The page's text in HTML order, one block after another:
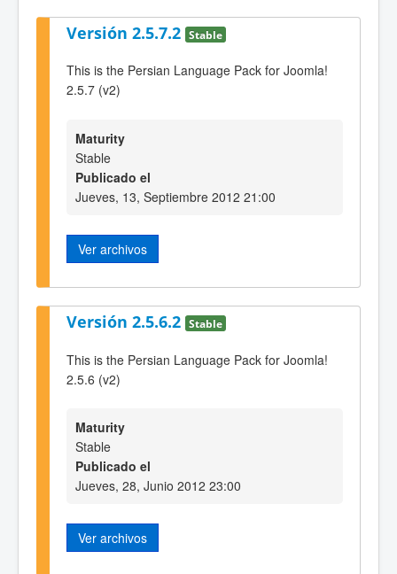
Versión 2.5.7.2 Stable
This is the Persian Language Pack for Joomla!
2.5.7 (v2)
Maturity
Stable
Publicado el
Jueves, 13, Septiembre 2012 21:00
Ver archivos
Versión 2.5.6.2 Stable
This is the Persian Language Pack for Joomla!
2.5.6 (v2)
Maturity
Stable
Publicado el
Jueves, 28, Junio 2012 23:00
Ver archivos